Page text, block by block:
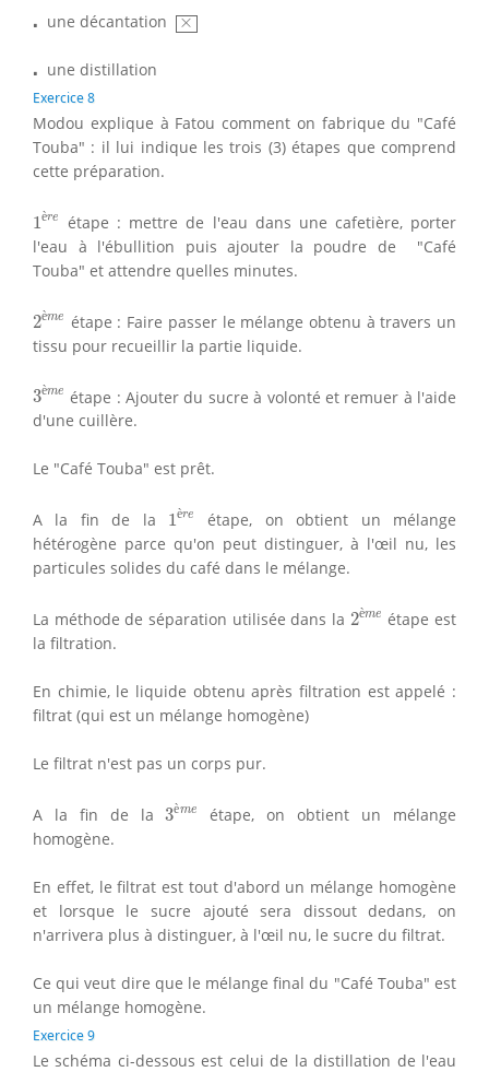
⋅⋅ une décantation ×
×
⋅⋅ une distillation
Exercice 8
Modou explique à Fatou comment on fabrique du "Café
Touba" : il lui indique les trois (3) étapes que comprend
cette préparation.
1ère
1èr
étape : mettre de l'eau dans une cafetière, porter
l'eau à l'ébullition puis ajouter la poudre de "Café
Touba" et attendre quelles minutes.
2ème
2èm
étape : Faire passer le mélange obtenu à travers un
tissu pour recueillir la partie liquide.
3ème
3èm
étape : Ajouter du sucre à volonté et remuer à l'aide
d'une cuillère.
Le "Café Touba" est prêt.
A la fin de la 1ère
1èr
étape, on obtient un mélange
hétérogène parce qu'on peut distinguer, à l'œil nu, les
particules solides du café dans le mélange.
La méthode de séparation utilisée dans la 2ème
2èm
étape est
la filtration.
En chimie, le liquide obtenu après filtration est appelé :
filtrat (qui est un mélange homogène)
Le filtrat n'est pas un corps pur.
A la fin de la3ème
3èm
étape, on obtient un mélange
homogène.
En effet, le filtrat est tout d'abord un mélange homogène
et lorsque le sucre ajouté sera dissout dedans, on
n'arrivera plus à distinguer, à l'œil nu, le sucre du filtrat.
Ce qui veut dire que le mélange final du "Café Touba" est
un mélange homogène.
Exercice 9
Le schéma ci-dessous est celui de la distillation de l'eau